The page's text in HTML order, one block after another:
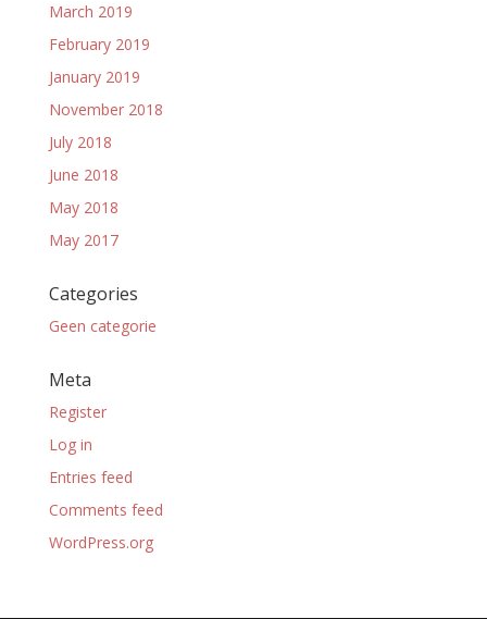
March 2019
February 2019
January 2019
November 2018
July 2018
June 2018
May 2018
May 2017
Categories
Geen categorie
Meta
Register
Log in
Entries feed
Comments feed
WordPress.org